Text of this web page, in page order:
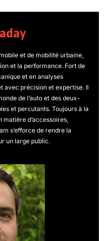
et de mobilité urbaine,
et la performance. Fort de
et en analyses
avec précision et expertise. Il
de l’auto et des deux-
et percutants. Toujours à la
d’accessoires,
s’efforce de rendre la
un large public.